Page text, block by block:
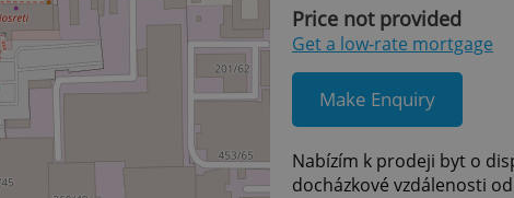
Price not provided
Get a low-rate mortgage
Make Enquiry
Nabízím k prodeji byt o
docházkové vzdálenosti